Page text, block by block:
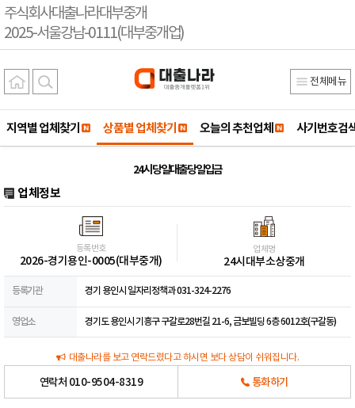
주식회사대출나라대부중개
2025-서울강남-0111(대부중개업)
전체메뉴
지역별 업체찾기 상품별 업체찾기 오늘의 추천업체 사기번호검
24시 당일대출당일입금
업체정보
등록번호
2026-경기용인-0005(대부중개)
업체명
24시대부소상중개
등록기관 경기 용인시 일자리정책과 031-324-2276
영업소 경기도 용인시 기흥구 구갈로28번길 21-6, 금보빌딩 6층 6012호(구갈동)
대출나라를 보고 연락드렸다고 하시면 보다 상담이 쉬워집니다.
연락처 010-9504-8319 통화하기